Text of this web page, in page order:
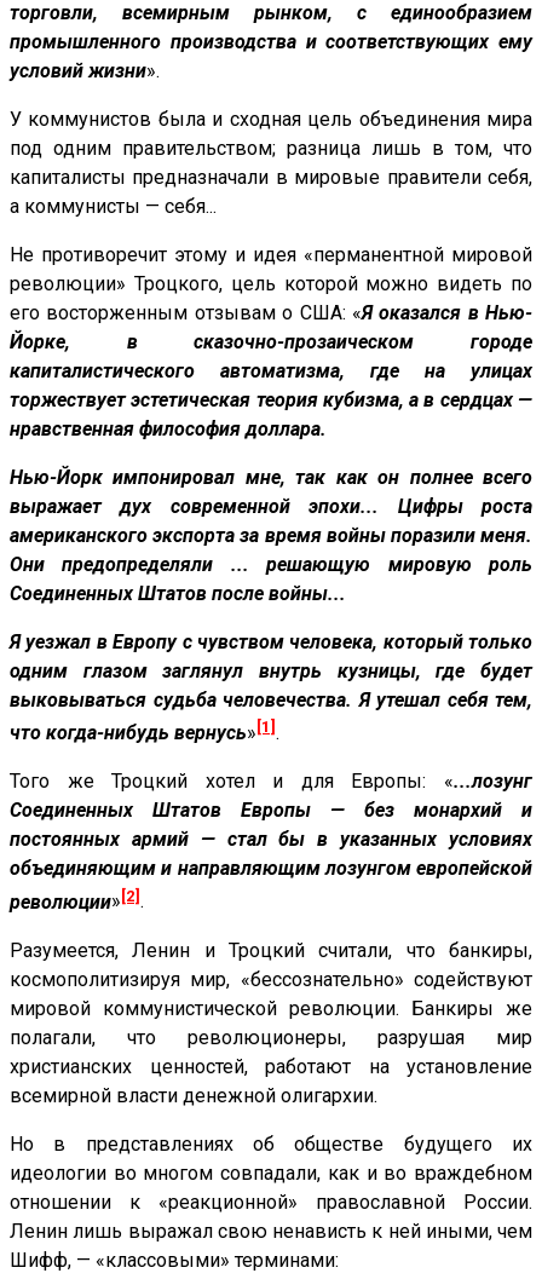
торговли, всемирным рынком, с единообразием
промышленного производства и соответствующих ему
условий жизни».
У коммунистов была и сходная цель объединения мира
под одним правительством; разница лишь в том, что
капиталисты предназначали в мировые правители себя,
а коммунисты — себя...
Не противоречит этому и идея «перманентной мировой
революции» Троцкого, цель которой можно видеть по
его восторженным отзывам о США: «Я оказался в Нью-
Йорке, в сказочно-прозаическом городе
капиталистического автоматизма, где на улицах
торжествует эстетическая теория кубизма, а в сердцах —
нравственная философия доллара.
Нью-Йорк импонировал мне, так как он полнее всего
выражает дух современной эпохи... Цифры роста
американского экспорта за время войны поразили меня.
Они предопределяли ... решающую мировую роль
Соединенных Штатов после войны...
Я уезжал в Европу с чувством человека, который только
одним глазом заглянул внутрь кузницы, где будет
выковываться судьба человечества. Я утешал себя тем,
что когда-нибудь вернусь» [1] .
Того же Троцкий хотел и для Европы: «...лозунг
Соединенных Штатов Европы — без монархий и
постоянных армий — стал бы в указанных условиях
объединяющим и направляющим лозунгом европейской
революции» [2] .
Разумеется, Ленин и Троцкий считали, что банкиры,
космополитизируя мир, «бессознательно» содействуют
мировой коммунистической революции. Банкиры же
полагали, что революционеры, разрушая мир
христианских ценностей, работают на установление
всемирной власти денежной олигархии.
Но в представлениях об обществе будущего их
идеологии во многом совпадали, как и во враждебном
отношении к «реакционной» православной России.
Ленин лишь выражал свою ненависть к ней иными, чем
Шифф, — «классовыми» терминами: